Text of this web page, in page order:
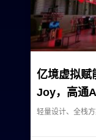
亿境虚拟赋
Joy，高通
轻量设计、全栈